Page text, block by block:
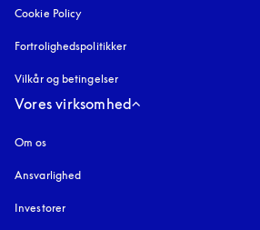
Cookie Policy
Fortrolighedspolitikker
Vilkår og betingelser
Vores virksomhed
Om os
Ansvarlighed
Investorer